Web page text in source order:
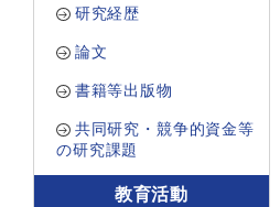
研究経歴
論文
書籍等出版物
共同研究・競争的資金等
の研究課題
教育活動